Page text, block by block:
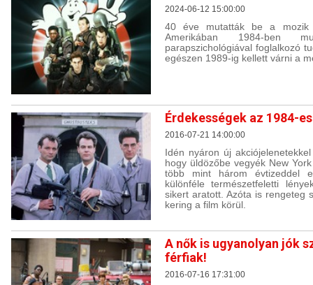
2024-06-12 15:00:00
40 éve mutatták be a mozik
Amerikában 1984-ben
parapszichológiával foglalkozó
egészen 1989-ig kellett várni a
Érdekességek az 1984-
2016-07-21 14:00:00
Idén nyáron új
hogy üldözőbe vegyék New
több mint három évtizeddel
különféle természetfeletti
sikert aratott. Azóta is rengeteg
kering a film körül.
A nők is ugyanolyan jók
férfiak!
2016-07-16 17:31:00